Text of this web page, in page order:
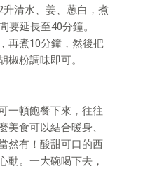
清水、姜、蔥白，煮
要延長至40分鐘。
再煮10分鐘，然後把
椒粉調味即可。
一頓飽餐下來，往往
美食可以結合暖身、
然有！酸甜可口的西
動。一大碗喝下去，